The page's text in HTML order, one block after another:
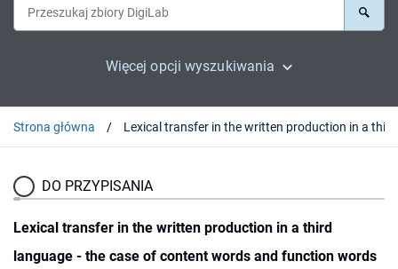
Więcej opcji wyszukiwania
Strona główna
DO PRZYPISANIA
Lexical transfer in the written production in a third
language - the case of content words and function words